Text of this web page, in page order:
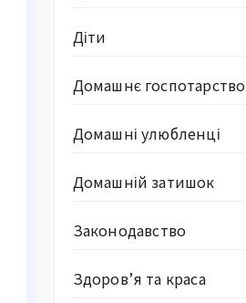
Діти
Домашнє госпотарство
Домашні улюбленці
Домашній затишок
Законодавство
Здоров’я та краса